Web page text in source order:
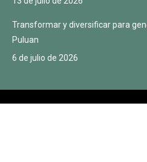
Transformar y diversificar para
Puluan
6 de julio de 2026